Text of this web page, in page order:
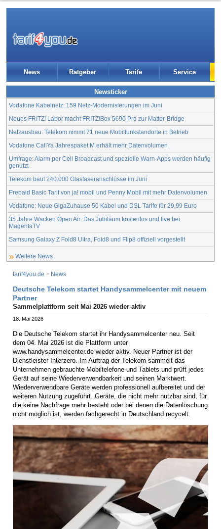
News Ratgeber Tarife Service
Newsticker
Vodafone Kabelnetz: 159 Netz-Modernisierungen im Juni
Neues FRITZ! Labor macht FRITZ!Box 5690 Pro zur Matter-Bridge
Netzausbau: Telekom nimmt 71 neue Mobilfunkstandorte in Betrieb
Vodafone CallYa Jahrespaket M erhält mehr Datenvolumen
Umfrage: Alarm per Cell Broadcast und spezielle Warn-Apps werden häufig
genutzt
Telekom baut 240.000 Glasfaseranschlüsse im Juni
Prepaid Basic Tarif von ja! mobil und Penny Mobil mit mehr Datenvolumen
Vodafone: Neue GigaZuhause 50 Kabel und DSL Tarife für 29,99 Euro
35 Jahre Wacken Open Air: Das Jubiläum kostenlos und live bei
MagentaTV
Samsung Galaxy Z Fold8 Ultra, Fold8 und Flip8 offiziell vorgestellt
Weitere News
tarif4you.de > News
Deutsche Telekom startet Handysammelcenter mit neuem
Partner
Sammelplattform seit Mai 2026 wieder aktiv
18. Mai 2026
Die Deutsche Telekom startet ihr Handysammelcenter neu. Seit
dem 04. Mai 2026 ist die Plattform unter
www.handysammelcenter.de wieder aktiv. Neuer Partner ist der
Dienstleister Interzero. Im Auftrag der Telekom sammelt das
Unternehmen gebrauchte Mobiltelefone und Tablets und prüft jedes
Gerät auf seine Wiederverwendbarkeit und seinen Marktwert.
Wiederverwendbare Geräte werden professionell aufbereitet und der
weiteren Nutzung zugeführt. Geräte, die nicht mehr nutzbar sind, für
die keine Nachfrage mehr besteht oder bei denen die Datenlöschung
nicht möglich ist, werden fachgerecht in Deutschland recycelt.